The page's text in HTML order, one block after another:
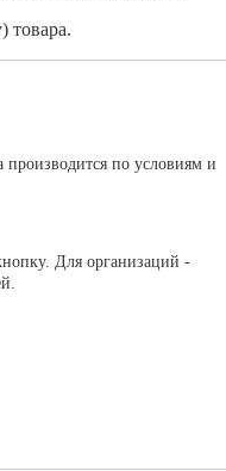
товара.
по условиям и
Для организаций -